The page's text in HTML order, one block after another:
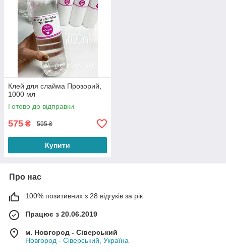
Клей для слайма Прозорий,
1000 мл
Готово до відправки
575 ₴ 595 ₴
Купити
Про нас
100% позитивних з 28 відгуків за рік
Працює з 20.06.2019
м. Новгород - Сіверський
Новгород - Сіверський, Україна